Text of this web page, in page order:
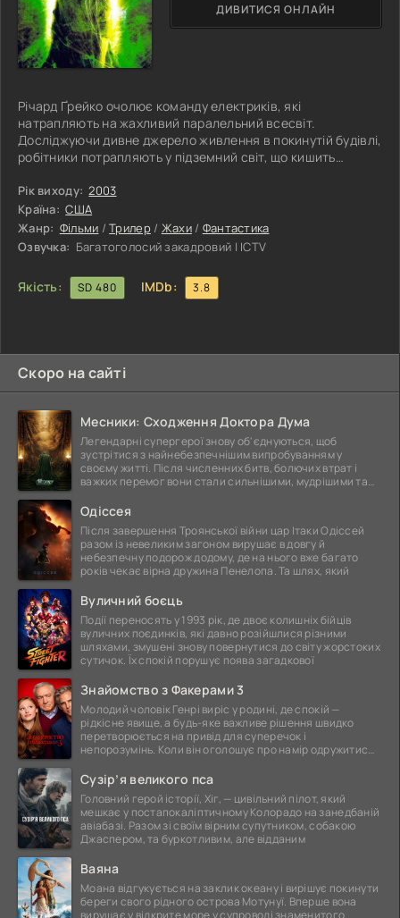
Річард Ґрейко очолює команду електриків, які
натрапляють на жахливий паралельний всесвіт.
Досліджуючи дивне джерело живлення в покинутій будівлі,
робітники потрапляють у підземний світ, що кишить
Кровожерливі гібриди павуків і людей переслідують і
вбивають своїх жертв одну за одною, залишаючи
нечисленну групу вцілілих боротися з ними лише розумом
і жменькою примітивної зброї.
Рік виходу: 2003
Країна: США
Жанр: Фільми /Трилер/ Жахи/ Фантастика
Озвучка: Багатоголосий закадровий | ICTV
Якість: SD 480 IMDb: 3.8
ДИВИТИСЯ ОНЛАЙН
Скоро на сайті
Месники: Сходження Доктора Дума
Легендарні супергерої знову об'єднуються, щоб
зустрітися з найнебезпечнішим випробуванням у
своєму житті. Після численних битв, болючих втрат і
важких перемог вони стали сильнішими, мудрішими та
Одіссея
Після завершення Троянської війни цар Ітаки Одіссей
разом із невеликим загоном вирушає в довгу й
небезпечну подорож додому, де на нього вже багато
років чекає вірна дружина Пенелопа. Та шлях, який
Вуличний боєць
Події переносять у 1993 рік, де двоє колишніх бійців
вуличних поєдинків, які давно розійшлися різними
шляхами, змушені знову повернутися до світу жорстоких
сутичок. Їх спокій порушує поява загадкової
Знайомство з Факерами 3
Молодий чоловік Генрі виріс у родині, де спокій —
рідкісне явище, а будь-яке важливе рішення швидко
перетворюється на привід для суперечок і
непорозумінь. Коли він оголошує про намір одружитися,
Сузір’я великого пса
Головний герой історії, Хіг, — цивільний пілот, який
мешкає у постапокаліптичному Колорадо на занедбаній
авіабазі. Разом зі своїм вірним супутником, собакою
Джаспером, та буркотливим, але відданим
Ваяна
Моана відгукується на заклик океану і вирішує покинути
береги свого рідного острова Мотунуї. Вперше вона
вирушає у відкрите море у супроводі знаменитого